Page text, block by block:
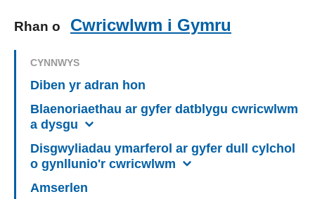
Rhan o Cwricwlwm i Gymru
CYNNWYS
Diben yr adran hon
Blaenoriaethau ar gyfer datblygu cwricwlwm
a dysgu
Disgwyliadau ymarferol ar gyfer dull cylchol
o gynllunio'r cwricwlwm
Amserlen